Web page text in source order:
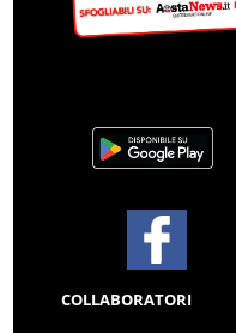
COLLABORATORI